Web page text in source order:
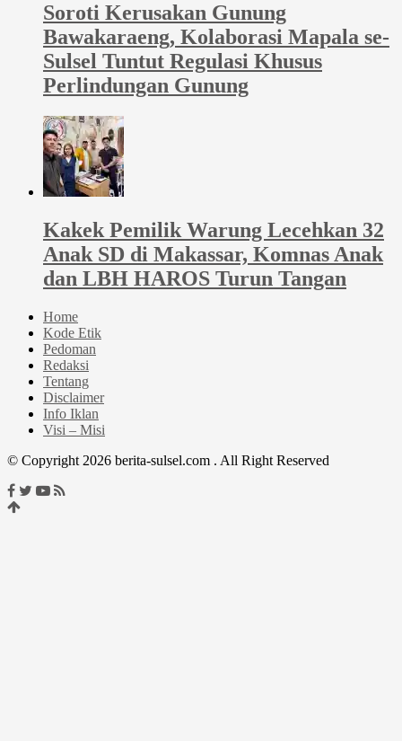
Soroti Kerusakan Gunung
Bawakaraeng, Kolaborasi Mapala se-
Sulsel Tuntut Regulasi Khusus
Perlindungan Gunung
Kakek Pemilik Warung Lecehkan 32
Anak SD di Makassar, Komnas Anak
dan LBH HAROS Turun Tangan
Home
Kode Etik
Pedoman
Redaksi
Tentang
Disclaimer
Info Iklan
Visi – Misi
© Copyright 2026 berita-sulsel.com . All Right Reserved